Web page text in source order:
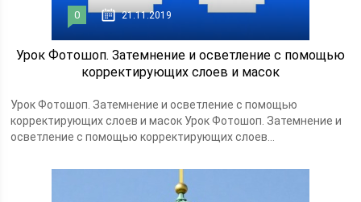
0 21.11.2019
Урок Фотошоп. Затемнение и осветление с помощью
корректирующих слоев и масок
Урок Фотошоп. Затемнение и осветление с помощью
корректирующих слоев и масок Урок Фотошоп. Затемнение и
осветление с помощью корректирующих слоев...